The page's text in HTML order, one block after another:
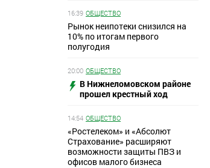
16:39 ОБЩЕСТВО
Рынок неипотеки снизился на
10% по итогам первого
полугодия
20:00 ОБЩЕСТВО
В Нижнеломовском районе
прошел крестный ход
14:54 ОБЩЕСТВО
«Ростелеком» и «Абсолют
Страхование» расширяют
возможности защиты ПВЗ и
офисов малого бизнеса